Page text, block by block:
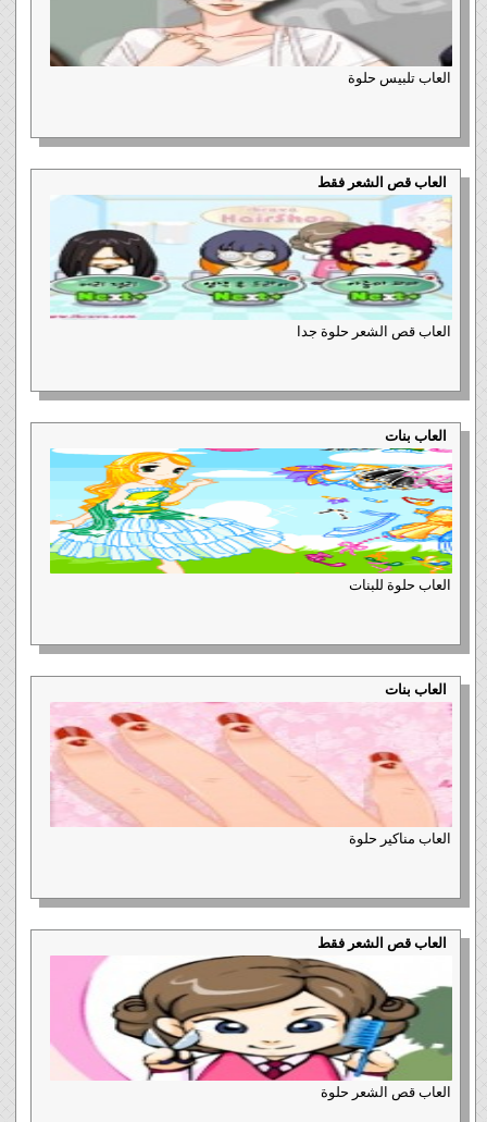
العاب تلبيس حلوة
العاب قص الشعر فقط
العاب قص الشعر حلوة جدا
العاب بنات
العاب حلوة للبنات
العاب بنات
العاب مناكير حلوة
العاب قص الشعر فقط
العاب قص الشعر حلوة